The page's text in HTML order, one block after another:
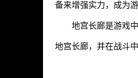
备来增强实力，成为
地宫长廊是游戏
地宫长廊，并在战斗